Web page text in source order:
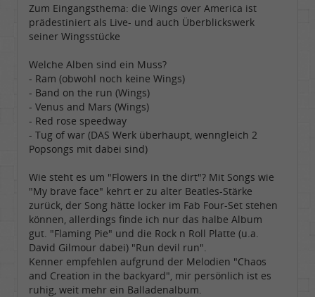
Zum Eingangsthema: die Wings over America ist
prädestiniert als Live- und auch Überblickswerk
seiner Wingsstücke
Welche Alben sind ein Muss?
- Ram (obwohl noch keine Wings)
- Band on the run (Wings)
- Venus and Mars (Wings)
- Red rose speedway
- Tug of war (DAS Werk überhaupt, wenngleich 2
Popsongs mit dabei sind)
Wie steht es um "Flowers in the dirt"? Mit Songs wie
"My brave face" kehrt er zu alter Beatles-Stärke
zurück, der Song hätte locker im Fab Four-Set stehen
können, allerdings finde ich nur das halbe Album
gut. "Flaming Pie" und die Rock n Roll Platte (u.a.
David Gilmour dabei) "Run devil run".
Kenner empfehlen aufgrund der Melodien "Chaos
and Creation in the backyard", mir persönlich ist es
ruhig, weit mehr ein Balladenalbum.